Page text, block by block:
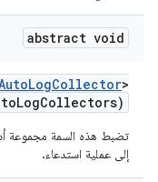
abstract void
LogCollector>
LogCollectors)
تضبط هذه السمة مجموعة
إلى عملية استدعاء.